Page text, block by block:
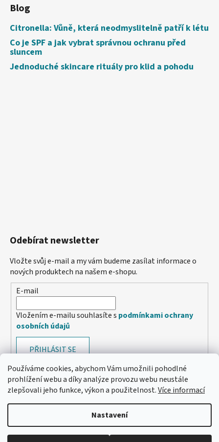
Používáme cookies, abychom Vám umožnili pohodlné
prohlížení webu a díky analýze provozu webu neustále
zlepšovali jeho funkce, výkon a použitelnost.Více informací
Nastavení
Blog
Citronella: Vůně, která neodmyslitelně patří k létu
Co je SPF a jak vybrat správnou ochranu před
sluncem
Jednoduché skincare rituály pro klid a pohodu
Odebírat newsletter
Vložte svůj e-mail a my vám budeme zasílat informace o
nových produktech na našem e-shopu.
E-mail
Vložením e-mailu souhlasíte s podmínkami ochrany
osobních údajů
PŘIHLÁSIT SE